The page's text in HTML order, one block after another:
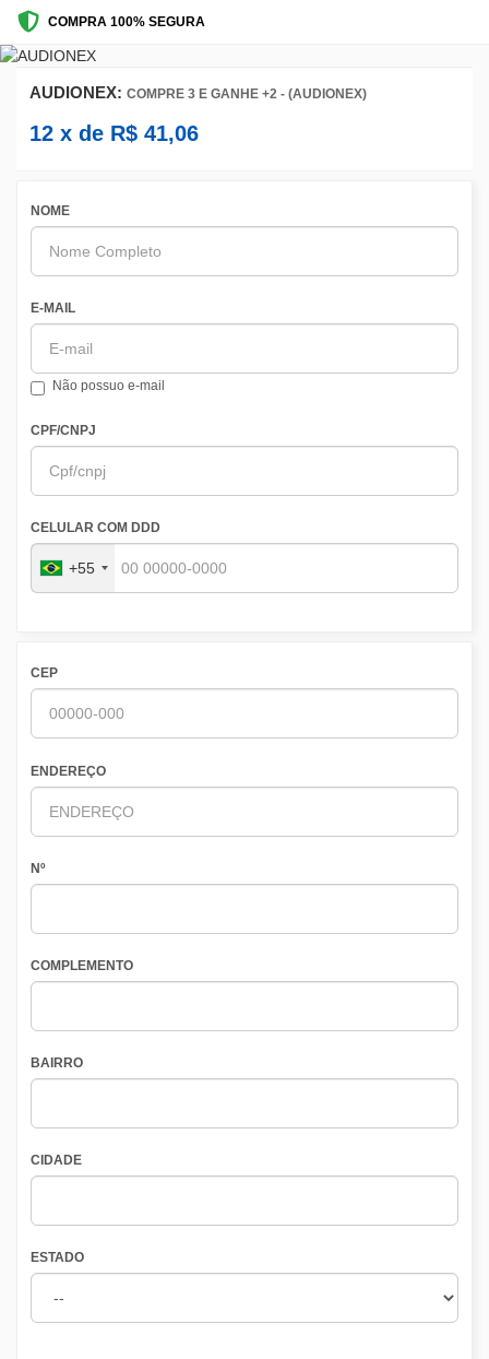
COMPRA 100% SEGURA
AUDIONEX: COMPRE 3 E GANHE +2 - (AUDIONEX)
12 x de R$ 41,06
NOME
E-MAIL
Não possuo e-mail
CPF/CNPJ
CELULAR COM DDD
+55
CEP
ENDEREÇO
Nº
COMPLEMENTO
BAIRRO
CIDADE
ESTADO